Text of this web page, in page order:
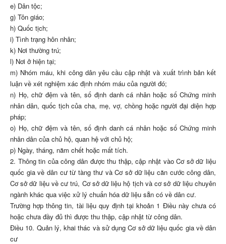
e) Dân tộc;
g) Tôn giáo;
h) Quốc tịch;
i) Tình trạng hôn nhân;
k) Nơi thường trú;
l) Nơi ở hiện tại;
m) Nhóm máu, khi công dân yêu cầu cập nhật và xuất trình bản kết
luận về xét nghiệm xác định nhóm máu của người đó;
n) Họ, chữ đệm và tên, số định danh cá nhân hoặc số Chứng minh
nhân dân, quốc tịch của cha, mẹ, vợ, chồng hoặc người đại diện hợp
pháp;
o) Họ, chữ đệm và tên, số định danh cá nhân hoặc số Chứng minh
nhân dân của chủ hộ, quan hệ với chủ hộ;
p) Ngày, tháng, năm chết hoặc mất tích.
2. Thông tin của công dân được thu thập, cập nhật vào Cơ sở dữ liệu
quốc gia về dân cư từ tàng thư và Cơ sở dữ liệu căn cước công dân,
Cơ sở dữ liệu về cư trú, Cơ sở dữ liệu hộ tịch và cơ sở dữ liệu chuyên
ngành khác qua việc xử lý chuẩn hóa dữ liệu sẵn có về dân cư.
Trường hợp thông tin, tài liệu quy định tại khoản 1 Điều này chưa có
hoặc chưa đầy đủ thì được thu thập, cập nhật từ công dân.
Điều 10. Quản lý, khai thác và sử dụng Cơ sở dữ liệu quốc gia về dân
cư